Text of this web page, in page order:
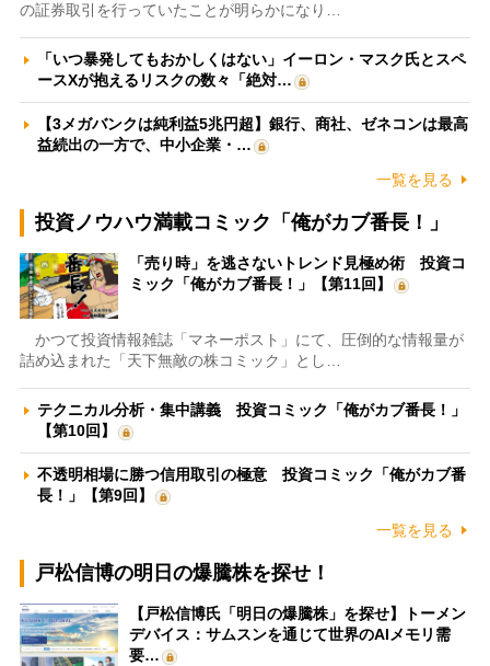
の証券取引を行っていたことが明らかになり…
「いつ暴発してもおかしくはない」イーロン・マスク氏とスペ
ースXが抱えるリスクの数々「絶対…
【3メガバンクは純利益5兆円超】銀行、商社、ゼネコンは最高
益続出の一方で、中小企業・…
一覧を見る
投資ノウハウ満載コミック「俺がカブ番長！」
「売り時」を逃さないトレンド見極め術 投資コ
ミック「俺がカブ番長！」【第11回】
かつて投資情報雑誌「マネーポスト」にて、圧倒的な情報量が
詰め込まれた「天下無敵の株コミック」とし…
テクニカル分析・集中講義 投資コミック「俺がカブ番長！」
【第10回】
不透明相場に勝つ信用取引の極意 投資コミック「俺がカブ番
長！」【第9回】
一覧を見る
戸松信博の明日の爆騰株を探せ！
【戸松信博氏「明日の爆騰株」を探せ】トーメン
デバイス：サムスンを通じて世界のAIメモリ需
要…